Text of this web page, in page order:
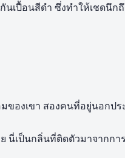
นเปื้อนสีดำ ซึ่งทำให้เชดนึ
องเขา สองคนที่อยู่นอกปร
นี่เป็นกลิ่นที่ติดตัวมาจากก